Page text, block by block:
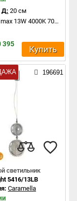
Д: 20 см
13W 4000K 700Lm
395
Купить
196691
светильник
5416/13LB
Caramella